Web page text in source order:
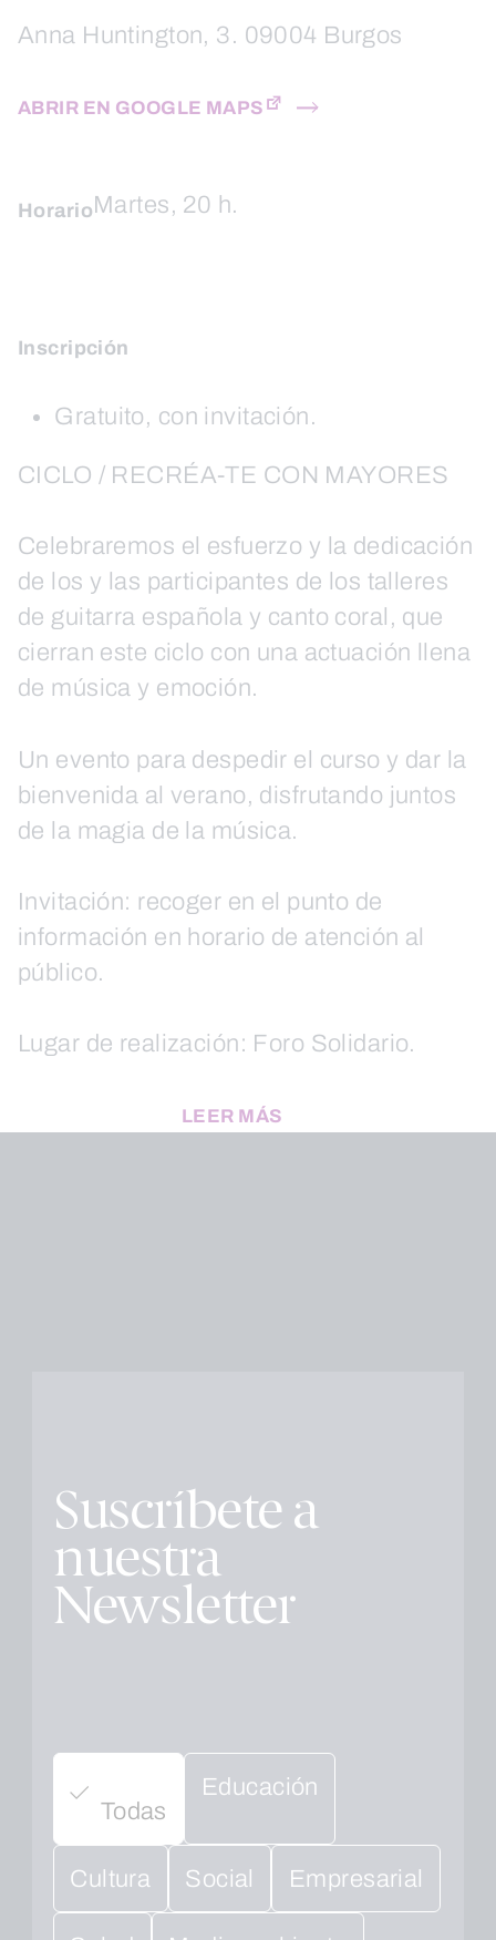
Anna Huntington, 3. 09004 Burgos
ABRIR EN GOOGLE MAPS
HorarioMartes, 20 h.
Inscripción
Gratuito, con invitación.
CICLO / RECRÉA-TE CON MAYORES
Celebraremos el esfuerzo y la dedicación
de los y las participantes de los talleres
de guitarra española y canto coral, que
cierran este ciclo con una actuación llena
de música y emoción.
Un evento para despedir el curso y dar la
bienvenida al verano, disfrutando juntos
de la magia de la música.
Invitación: recoger en el punto de
información en horario de atención al
público.
Lugar de realización: Foro Solidario.
LEER MÁS
Suscríbete a
nuestra
Newsletter
Todas
Educación
Cultura Social Empresarial